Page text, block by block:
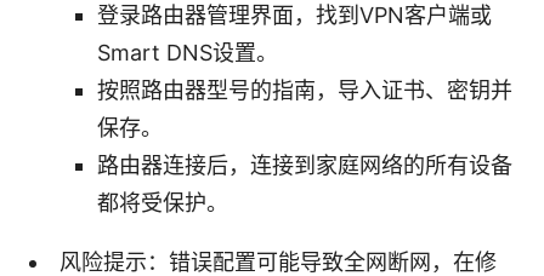
登录路由器管理界面，找到VPN客户端或
Smart DNS设置。
按照路由器型号的指南，导入证书、密钥并
保存。
路由器连接后，连接到家庭网络的所有设备
都将受保护。
风险提示：错误配置可能导致全网断网，在修